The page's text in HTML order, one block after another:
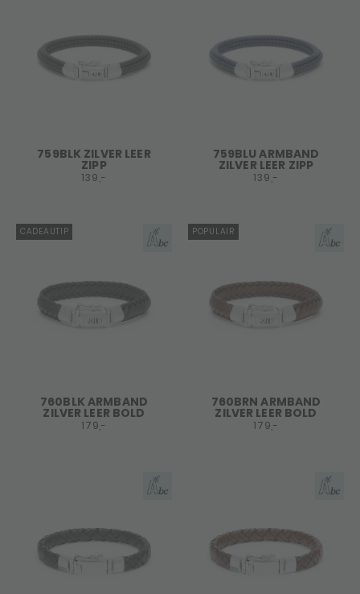
759BLK ZILVER LEER
ZIPP
139,-
759BLU ARMBAND
ZILVER LEER ZIPP
139,-
CADEAUTIP
760BLK ARMBAND
ZILVER LEER BOLD
179,-
POPULAIR
760BRN ARMBAND
ZILVER LEER BOLD
179,-